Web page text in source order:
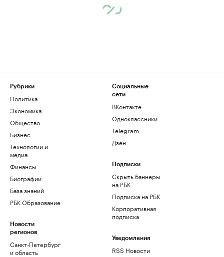
Рубрики
Политика
Экономика
Общество
Бизнес
Технологии и
медиа
Финансы
Биографии
База знаний
РБК Образование
Новости
регионов
Санкт-Петербург
и область
Социальные
сети
ВКонтакте
Одноклассники
Telegram
Дзен
Подписки
Скрыть баннеры
на РБК
Подписка на РБК
Корпоративная
подписка
Уведомления
RSS Новости